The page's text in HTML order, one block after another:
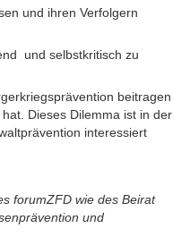
und ihren Verfolgern
und selbstkritisch zu
beitragen
Dieses Dilemma ist in der
interessiert
forumZFD wie des Beirat
und